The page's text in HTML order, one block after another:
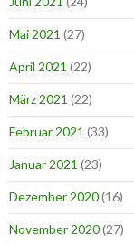
Mai 2021 (27)
April 2021 (22)
März 2021 (22)
Februar 2021 (33)
Januar 2021 (23)
Dezember 2020(16)
November 2020(27)